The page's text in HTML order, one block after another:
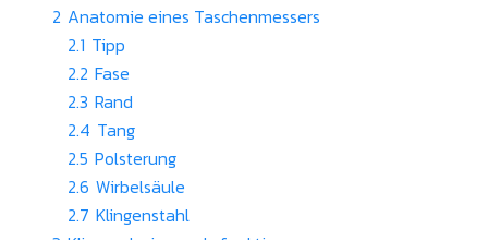
2 Anatomie eines Taschenmessers
2.1 Tipp
2.2 Fase
2.3 Rand
2.4 Tang
2.5 Polsterung
2.6 Wirbelsäule
2.7 Klingenstahl